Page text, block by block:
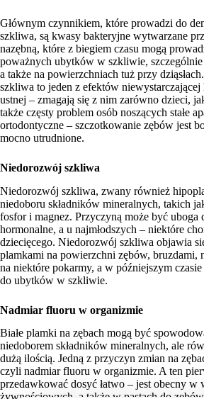
Głównym czynnikiem, które prowadzi do
szkliwa, są kwasy bakteryjne wytwarzane
nazębną, które z biegiem czasu mogą
poważnych ubytków w szkliwie, szczególnie
a także na powierzchniach tuż przy
szkliwa to jeden z efektów
ustnej – zmagają się z nim zarówno dzieci,
także częsty problem osób noszących stałe
ortodontyczne – szczotkowanie zębów jest
mocno utrudnione.
Niedorozwój szkliwa
Niedorozwój szkliwa, zwany również
niedoboru składników mineralnych, takich
fosfor i magnez. Przyczyną może być uboga
hormonalne, a u najmłodszych – niektóre
dziecięcego. Niedorozwój szkliwa objawia
plamkami na powierzchni zębów, bruzdami,
na niektóre pokarmy, a w późniejszym
do ubytków w szkliwie.
Nadmiar fluoru w organizmie
Białe plamki na zębach mogą być
niedoborem składników mineralnych, ale
dużą ilością. Jedną z przyczyn zmian na
czyli nadmiar fluoru w organizmie. A ten
przedawkować dosyć łatwo – jest obecny w